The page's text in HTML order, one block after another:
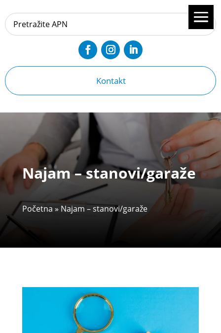
Kontakt
Najam – stanovi/garaže
Početna » Najam – stanovi/garaže